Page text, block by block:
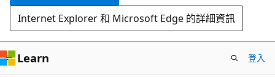
Internet Explorer 和 Microsoft Edge 的詳細資訊
Learn 登入